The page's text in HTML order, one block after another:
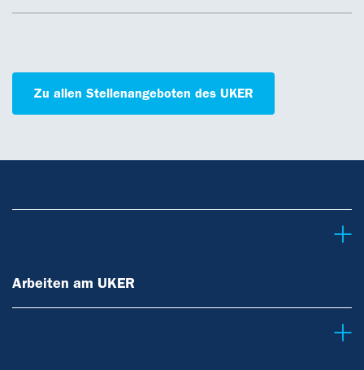
Zu allen Stellenangeboten des UKER
Arbeiten am UKER